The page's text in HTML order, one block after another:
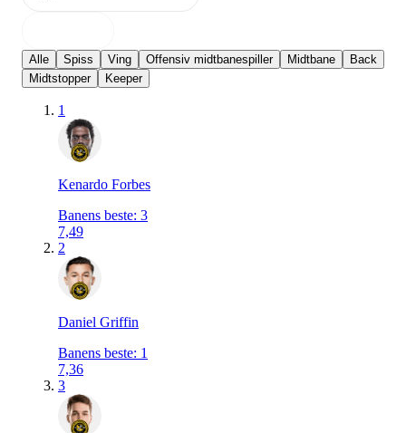
Alle Spiss Ving Offensiv midtbanespiller Midtbane
Back
Midtstopper
Keeper
1
Kenardo Forbes
Banens beste: 3
7,49
2
Daniel Griffin
Banens beste: 1
7,36
3